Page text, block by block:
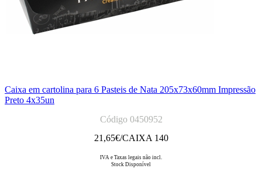
Caixa em cartolina para 6 Pasteis de Nata 205x73x60mm Impressão
Preto 4x35un
Código 0450952
21,65€/CAIXA 140
IVA e Taxas legais não incl.
Stock Disponível